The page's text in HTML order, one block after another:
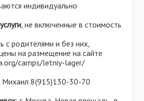
индивидуально
, не включенные в стоимость
с родителями и без них,
на размещение на сайте
camps/letniy-lager/
Михаил 8(915)130-30-70